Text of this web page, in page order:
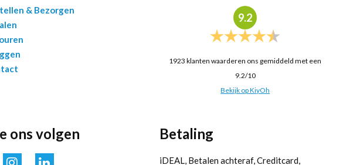
& Bezorgen
9.2
1923 klanten waarderen ons gemiddeld met een
9.2/10
Bekijk op KiyOh
ons volgen Betaling
iDEAL, Betalen achteraf, Creditcard,